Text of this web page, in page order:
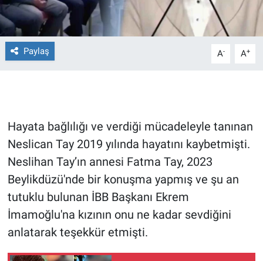
Paylaş A- A+
Hayata bağlılığı ve verdiği mücadeleyle tanınan
Neslican Tay 2019 yılında hayatını kaybetmişti.
Neslihan Tay’ın annesi Fatma Tay, 2023
Beylikdüzü'nde bir konuşma yapmış ve şu an
tutuklu bulunan İBB Başkanı Ekrem
İmamoğlu'na kızının onu ne kadar sevdiğini
anlatarak teşekkür etmişti.
Gerçeğin İzinde
Gün Başlıyor
Gündem Özel
Günün görüntüsü
Haber
İlan
Kimdir